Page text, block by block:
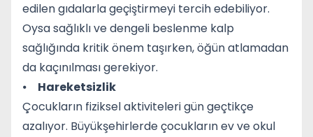
edilen gıdalarla geçiştirmeyi tercih edebiliyor.
Oysa sağlıklı ve dengeli beslenme kalp
sağlığında kritik önem taşırken, öğün atlamadan
da kaçınılması gerekiyor.
⦁ Hareketsizlik
Çocukların fiziksel aktiviteleri gün geçtikçe
azalıyor. Büyükşehirlerde çocukların ev ve okul